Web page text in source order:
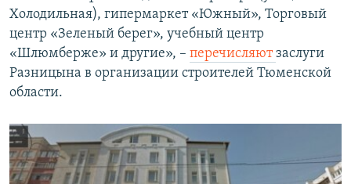
Холодильная), гипермаркет «Южный», Торговый
центр «Зеленый берег», учебный центр
«Шлюмберже» и другие», – перечисляютзаслуги
Разницына в организации строителей Тюменской
области.